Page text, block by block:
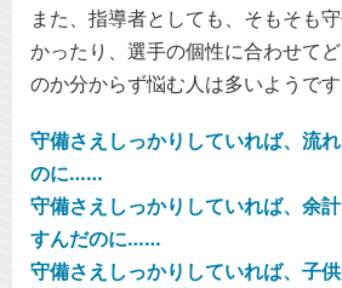
また、指導者としても、そもそも
かったり、選手の個性に合わせて
のか分からず悩む人は多いようです
守備さえしっかりしていれば、流
のに……
守備さえしっかりしていれば、余
すんだのに……
守備さえしっかりしていれば、子